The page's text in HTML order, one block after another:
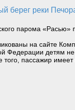
парома
на сайте
Федерации
пассажир